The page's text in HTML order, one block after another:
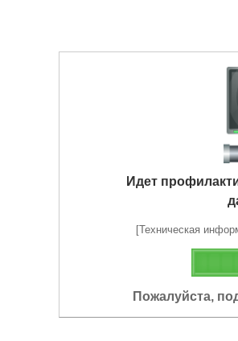
Идет
[Техническая
Пожалуйста,